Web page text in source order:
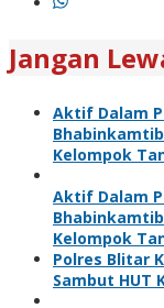
Jangan
Aktif Dalam
Kelompok
Aktif Dalam
Kelompok
Polres Blitar
Sambut HUT